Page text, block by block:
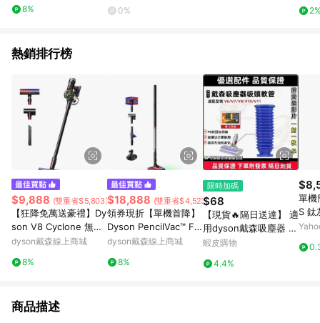
8%
拆卸電池 超強吸力珍珠
0%
熱銷排行榜
$9,888 (雙重省$5,803)
【狂降免萬送豪禮】Dy
son V8 Cyclone 無線
吸塵器
dyson戴森線上商城
8%
$18,888 (雙重省$4,523)
領券現折【單機首降】
Dyson PencilVac™ Flu
ffycones 鉛筆吸塵器
dyson戴森線上商城
8%
限時加碼
$68
【現貨🔥隔日送達】 適
用dyson戴森吸塵器 藍
色軟管v6 v7 v8 v10 v1
刷軟管
蝦皮購物
4.4%
單機簡
S 鈦灰吸 V3-DS / V3D
S 自
商品描述